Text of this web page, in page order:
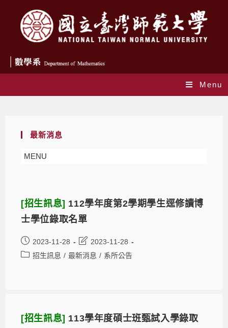
Menu
最新消息
MENU
[招生訊息] 112學年度第2學期學生逕修讀博
士學位錄取名單
2023-11-28
2023-11-28
招生訊息 / 最新消息 / 系所公告
[招生訊息] 113學年度碩士班甄試入學錄取